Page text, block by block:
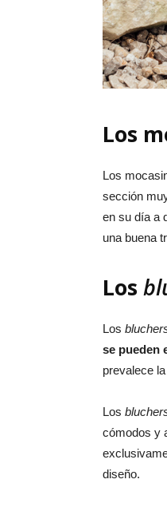
Los
Los
sección
en su día a
una buena
Los
Los
se pueden
prevalece
Los
cómodos y
diseño.